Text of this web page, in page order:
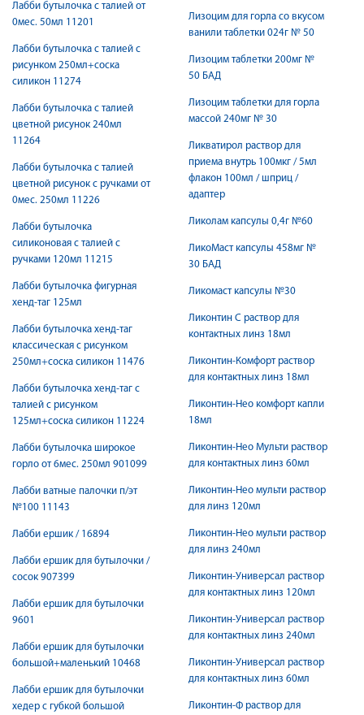
Лабби бутылочка с талией от
0мес. 50мл 11201
Лабби бутылочка с талией с
рисунком 250мл+соска
силикон 11274
Лабби бутылочка с талией
цветной рисунок 240мл
11264
Лабби бутылочка с талией
цветной рисунок с ручками от
0мес. 250мл 11226
Лабби бутылочка
силиконовая с талией с
ручками 120мл 11215
Лабби бутылочка фигурная
хенд-таг 125мл
Лабби бутылочка хенд-таг
классическая с рисунком
250мл+соска силикон 11476
Лабби бутылочка хенд-таг с
талией с рисунком
125мл+соска силикон 11224
Лабби бутылочка широкое
горло от 6мес. 250мл 901099
Лабби ватные палочки п/эт
№100 11143
Лабби ершик / 16894
Лабби ершик для бутылочки /
сосок 907399
Лабби ершик для бутылочки
9601
Лабби ершик для бутылочки
большой+маленький 10468
Лабби ершик для бутылочки
хедер с губкой большой
Лизоцим для горла со вкусом
ванили таблетки 024г № 50
Лизоцим таблетки 200мг №
50 БАД
Лизоцим таблетки для горла
массой 240мг № 30
Ликватирол раствор для
приема внутрь 100мкг / 5мл
флакон 100мл / шприц /
адаптер
Ликолам капсулы 0,4г №60
ЛикоМаст капсулы 458мг №
30 БАД
Ликомаст капсулы №30
Ликонтин С раствор для
контактных линз 18мл
Ликонтин-Комфорт раствор
для контактных линз 18мл
Ликонтин-Нео комфорт капли
18мл
Ликонтин-Нео Мульти раствор
для контактных линз 60мл
Ликонтин-Нео мульти раствор
для линз 120мл
Ликонтин-Нео мульти раствор
для линз 240мл
Ликонтин-Универсал раствор
для контактных линз 120мл
Ликонтин-Универсал раствор
для контактных линз 240мл
Ликонтин-Универсал раствор
для контактных линз 60мл
Ликонтин-Ф раствор для